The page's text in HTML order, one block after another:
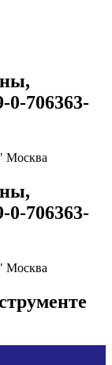
0-706363-
Москва
0-706363-
Москва